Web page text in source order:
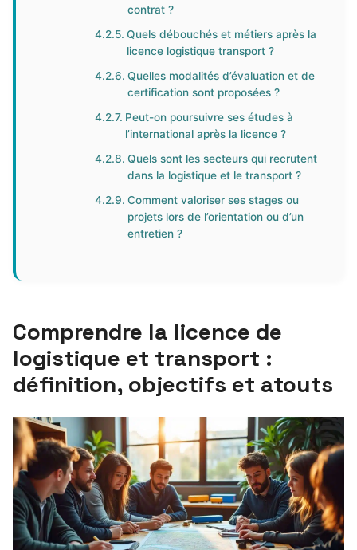
contrat ?
Quels débouchés et métiers après la
licence logistique transport ?
Quelles modalités d’évaluation et de
certification sont proposées ?
Peut-on poursuivre ses études à
l’international après la licence ?
Quels sont les secteurs qui recrutent
dans la logistique et le transport ?
Comment valoriser ses stages ou
projets lors de l’orientation ou d’un
entretien ?
Comprendre la licence de
logistique et transport :
définition, objectifs et atouts